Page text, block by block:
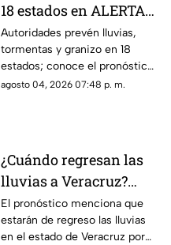
18 estados en ALERTA
por fuerte tormenta y
granizada; esto se sabe
Autoridades prevén lluvias,
tormentas y granizo en 18
estados; conoce el pronóstico
para Veracruz y el resto del
agosto 04, 2026 07:48 p. m.
¿Cuándo regresan las
lluvias a Veracruz?
Esto revela el
pronóstico del clima
El pronóstico menciona que
estarán de regreso las lluvias
en el estado de Veracruz por